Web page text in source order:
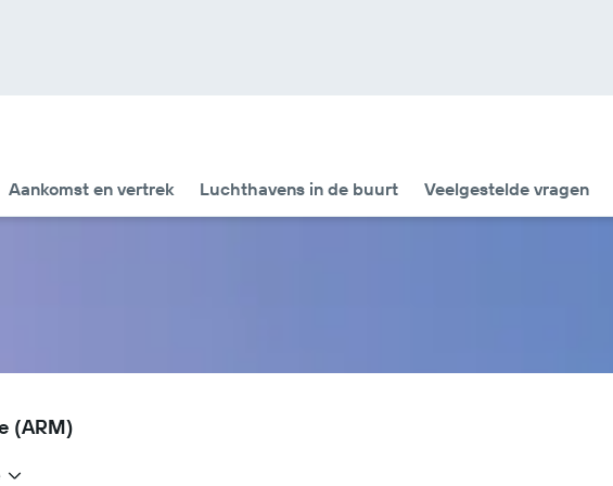
Aankomst en vertrek Luchthavens in de buurt Veelgestelde vragen
(ARM)